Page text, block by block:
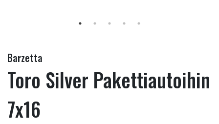
Barzetta
Toro Silver Pakettiautoihin
7x16